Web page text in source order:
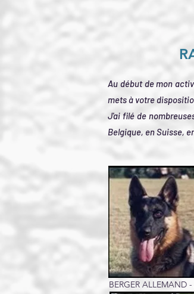
Au début de mon
mets à votre
J'ai filé de
Belgique, en Suisse,
BERGER ALLEMAND